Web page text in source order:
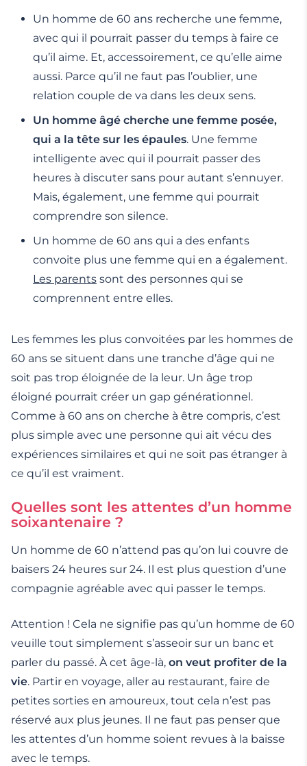
Un homme de 60 ans recherche une femme,
avec qui il pourrait passer du temps à faire ce
qu’il aime. Et, accessoirement, ce qu’elle aime
aussi. Parce qu’il ne faut pas l’oublier, une
relation couple de va dans les deux sens.
Un homme âgé cherche une femme posée,
qui a la tête sur les épaules. Une femme
intelligente avec qui il pourrait passer des
heures à discuter sans pour autant s’ennuyer.
Mais, également, une femme qui pourrait
comprendre son silence.
Un homme de 60 ans qui a des enfants
convoite plus une femme qui en a également.
Les parents sont des personnes qui se
comprennent entre elles.
Les femmes les plus convoitées par les hommes de
60 ans se situent dans une tranche d’âge qui ne
soit pas trop éloignée de la leur. Un âge trop
éloigné pourrait créer un gap générationnel.
Comme à 60 ans on cherche à être compris, c’est
plus simple avec une personne qui ait vécu des
expériences similaires et qui ne soit pas étranger à
ce qu’il est vraiment.
Quelles sont les attentes d’un homme
soixantenaire ?
Un homme de 60 n’attend pas qu’on lui couvre de
baisers 24 heures sur 24. Il est plus question d’une
compagnie agréable avec qui passer le temps.
Attention ! Cela ne signifie pas qu’un homme de 60
veuille tout simplement s’asseoir sur un banc et
parler du passé. À cet âge-là, on veut profiter de la
vie. Partir en voyage, aller au restaurant, faire de
petites sorties en amoureux, tout cela n’est pas
réservé aux plus jeunes. Il ne faut pas penser que
les attentes d’un homme soient revues à la baisse
avec le temps.